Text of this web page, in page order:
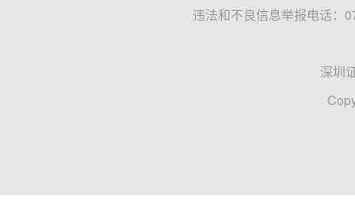
违法和不良信息举报电话：
深圳